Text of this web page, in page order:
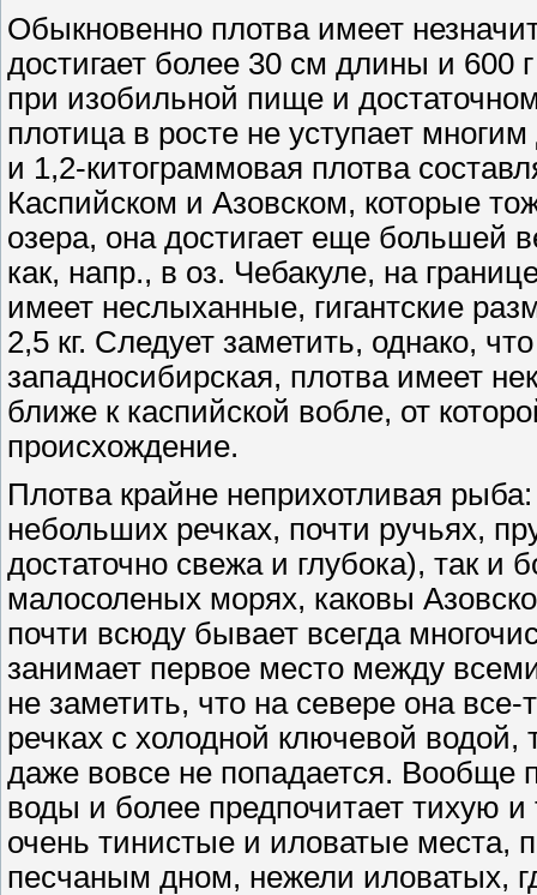
Обыкновенно плотва имеет
достигает более 30 см длины и 600
при изобильной пище и
плотица в росте не уступает
и 1,2-китограммовая плотва
Каспийском и Азовском, которые
озера, она достигает еще большей
как, напр., в оз. Чебакуле, на
имеет неслыханные, гигантские
2,5 кг. Следует заметить, однако,
западносибирская, плотва имеет
ближе к каспийской вобле, от
происхождение.
Плотва крайне неприхотливая
небольших речках, почти ручьях,
достаточно свежа и глубока), так
малосоленых морях, каковы
почти всюду бывает всегда
занимает первое место между
не заметить, что на севере она
речках с холодной ключевой водой,
даже вовсе не попадается. Вообще
воды и более предпочитает тихую
очень тинистые и иловатые места,
песчаным дном, нежели иловатых,